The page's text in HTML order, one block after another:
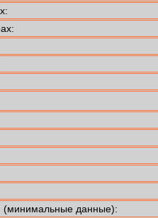
(минимальные данные):